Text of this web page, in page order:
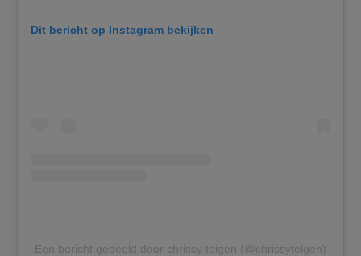
Dit bericht op Instagram bekijken
Een bericht gedeeld door chrissy teigen (@chrissyteigen)